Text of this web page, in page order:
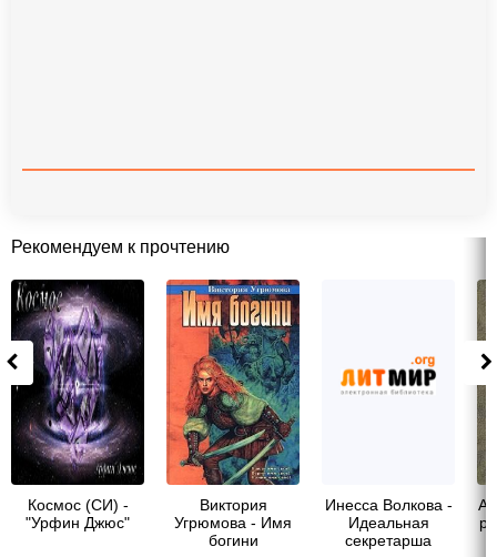
Рекомендуем к прочтению
Космос (СИ) -
"Урфин Джюс"
Виктория
Угрюмова - Имя
богини
Инесса Волкова -
Идеальная
секретарша